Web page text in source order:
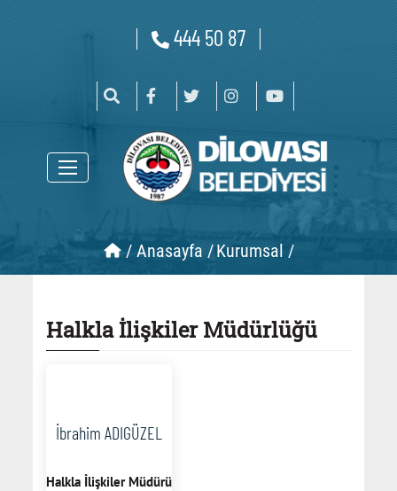
444 50 87
/Anasayfa /Kurumsal /
Halkla İlişkiler Müdürlüğü
İbrahim ADIGÜZEL
Halkla İlişkiler Müdürü